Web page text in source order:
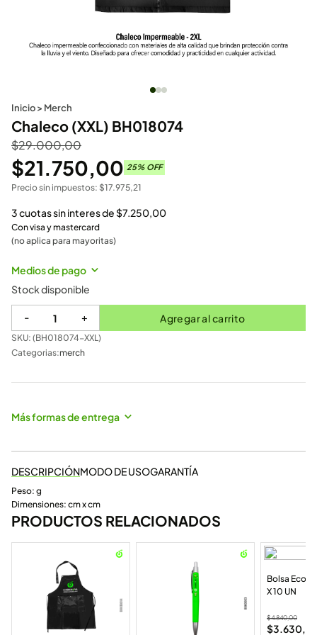
Inicio> Merch
Chaleco (XXL) BH018074
$29.000,00
$21.750,00 25% OFF
Precio sin impuestos: $17.975,21
3 cuotas sin interes de$7.250,00
Con visa y mastercard
(no aplica para mayoritas)
Medios de pago
Stock disponible
- + Agregar al carrito
SKU: (BH018074-XXL)
Categorias:merch
Más formas de entrega
DESCRIPCIÓNMODO DE USOGARANTÍA
Peso: g
Dimensiones: cm x cm
PRODUCTOS RELACIONADOS
Bolsa
X 10 UN
$4.840,00
$